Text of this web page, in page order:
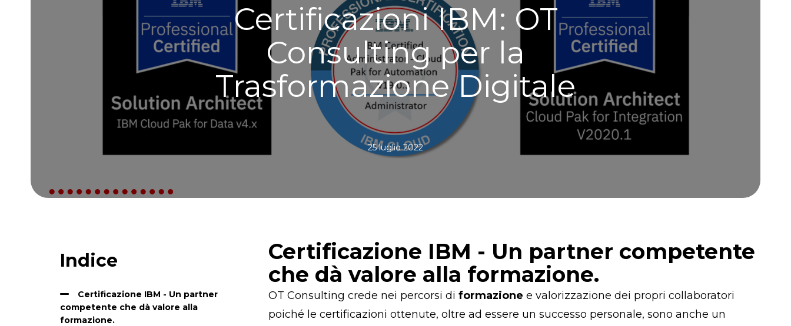
Certificazioni IBM: OT
Consulting per la
Trasformazione Digitale
25 luglio 2022
Certificazione IBM - Un partner competente
che dà valore alla formazione.
OT Consulting crede nei percorsi diformazione e valorizzazione dei propri collaboratori
poiché le certificazioni ottenute, oltre ad essere un successo personale, sono anche un
Indice
Certificazione IBM - Un partner
competente che dà valore alla
formazione.